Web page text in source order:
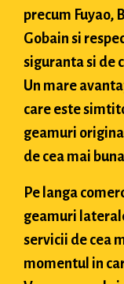
precum Fuyao,
Gobain si
siguranta si de
Un mare
care este
geamuri
de cea mai
Pe langa
geamuri
servicii de cea
momentul in